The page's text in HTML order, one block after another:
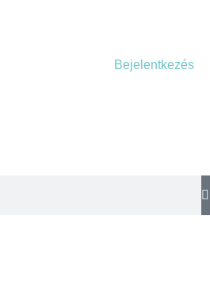
Bejelentkezés